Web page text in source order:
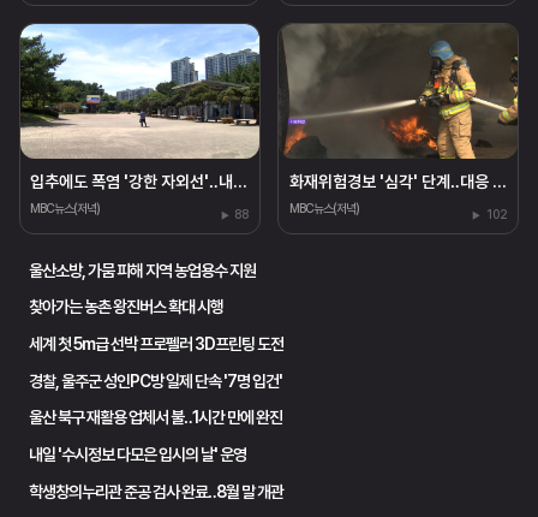
입추에도 폭염 '강한 자외선'‥내일 25~33도
MBC뉴스(저녁) 88
화재위험경보 '심각' 단계‥대응 태세 강화
MBC뉴스(저녁) 102
울산소방, 가뭄 피해 지역 농업용수 지원
찾아가는 농촌 왕진버스 확대 시행
세계 첫 5m급 선박 프로펠러 3D프린팅 도전
경찰, 울주군 성인PC방 일제 단속 '7명 입건'
울산 북구 재활용 업체서 불‥1시간 만에 완진
내일 '수시정보 다모은 입시의 날' 운영
학생창의누리관 준공 검사 완료‥8월 말 개관